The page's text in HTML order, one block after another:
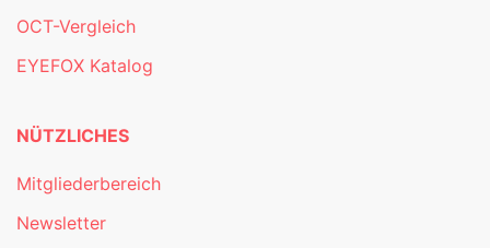
OCT-Vergleich
EYEFOX Katalog
NÜTZLICHES
Mitgliederbereich
Newsletter